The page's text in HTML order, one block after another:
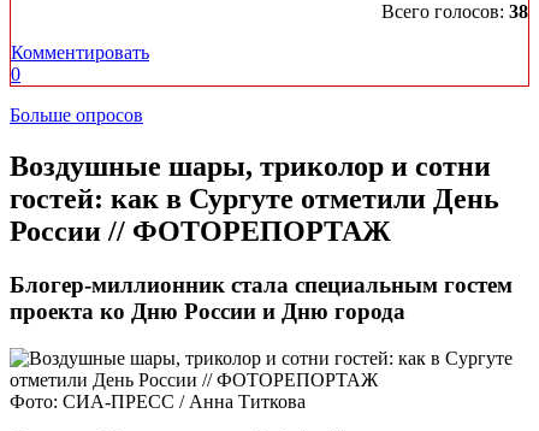
Всего голосов: 38
Комментировать
0
Больше опросов
​Воздушные шары, триколор и сотни
гостей: как в Сургуте отметили День
России // ФОТОРЕПОРТАЖ
Блогер-миллионник стала специальным гостем
проекта ко Дню России и Дню города
Фото: СИА-ПРЕСС / Анна Титкова